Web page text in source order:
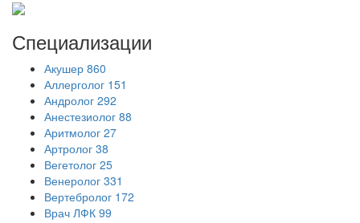
Специализации
Акушер 860
Аллерголог 151
Андролог 292
Анестезиолог 88
Аритмолог 27
Артролог 38
Вегетолог 25
Венеролог 331
Вертебролог 172
Врач ЛФК 99